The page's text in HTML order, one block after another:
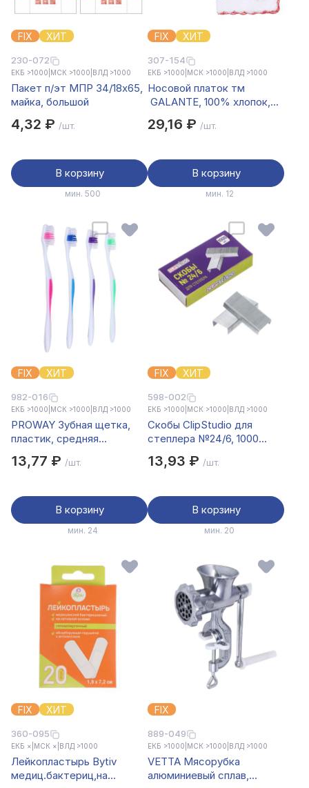
FIX ХИТ
230-072
ЕКБ >1000 МСК >1000 ВЛД >1000
Пакет п/эт МПР 34/18х65,
майка, большой
4,32 ₽ /шт.
В корзину
мин. 500
FIX ХИТ
307-154
ЕКБ >1000 МСК >1000 ВЛД >1000
Носовой платок тм
GALANTE, 100% хлопок,
2411
29,16 ₽ /шт.
В корзину
мин. 12
FIX ХИТ
982-016
ЕКБ >1000 МСК >1000 ВЛД >1000
PROWAY Зубная щетка,
пластик, средняя
степень 6<G<9
13,77 ₽ /шт.
В корзину
мин. 24
FIX ХИТ
598-002
ЕКБ >1000 МСК >1000 ВЛД >1000
Скобы ClipStudio для
степлера №24/6, 1000
13,93 ₽ /шт.
В корзину
мин. 20
FIX ХИТ
360-095
ЕКБ × МСК × ВЛД >1000
Лейкопластырь Bytiv
медиц.бактериц,на
FIX
889-049
ЕКБ >1000 МСК >1000 ВЛД >1000
VETTA Мясорубка
алюминиевый сплав,